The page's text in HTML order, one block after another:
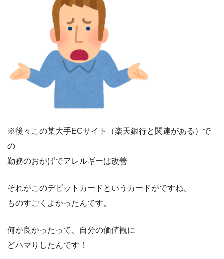
※後々この某大手ECサイト（楽天銀行と関連がある）で
の
勤務のおかげでアレルギーは改善
それがこのデビットカードというカードがですね、
ものすごくよかったんです。
何が良かったって、自分の価値観に
どハマりしたんです！